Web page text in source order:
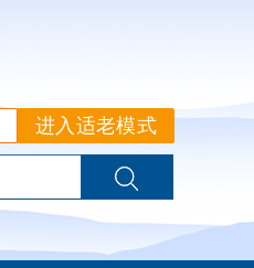
进入适老模式